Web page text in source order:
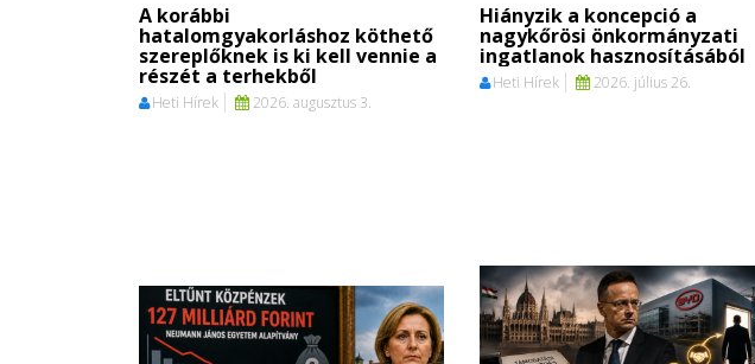
A korábbi
hatalomgyakorláshoz köthető
szereplőknek is ki kell vennie a
részét a terhekből
Heti Hírek 2026. augusztus 3.
Hiányzik a koncepció a
nagykőrösi önkormányzati
ingatlanok hasznosításából
Heti Hírek 2026. július 26.